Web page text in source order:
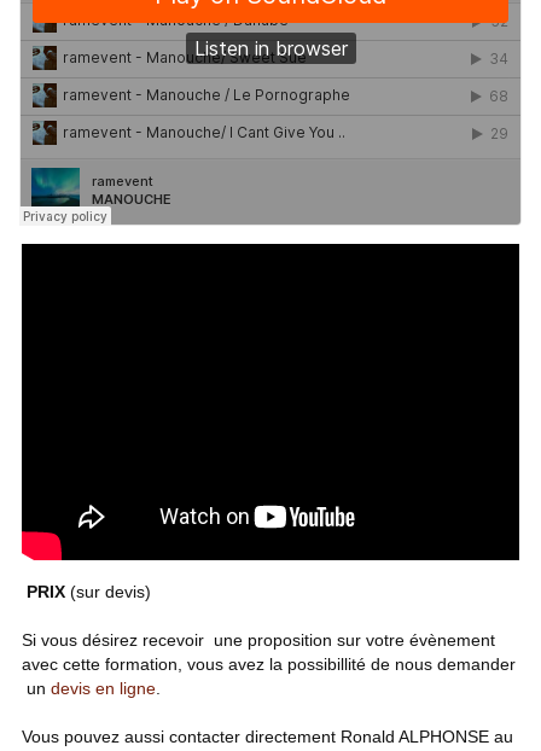
PRIX (sur devis)
Si vous désirez recevoir une proposition sur votre évènement
avec cette formation, vous avez la possibillité de nous demander
un devis en ligne
Vous pouvez aussi contacter directement Ronald ALPHONSE au